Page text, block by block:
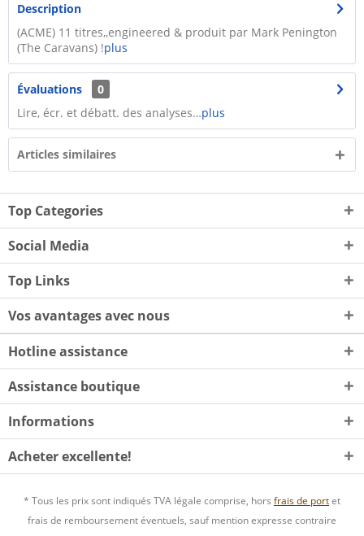
Description
(ACME) 11 titres,,engineered & produit par Mark Penington
(The Caravans) !plus
Évaluations
0
Lire, écr. et débatt. des analyses…plus
Articles similaires
Top Categories
Social Media
Top Links
Vos avantages avec nous
Hotline assistance
Assistance boutique
Informations
Acheter excellente!
* Tous les prix sont indiqués TVA légale comprise, hors frais de portet
frais de remboursement éventuels, sauf mention expresse contraire